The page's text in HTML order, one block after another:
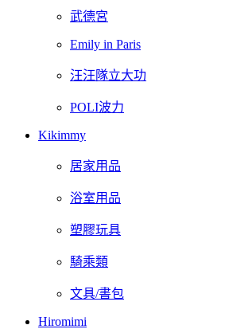
武德宮
Emily in Paris
汪汪隊立大功
POLI波力
Kikimmy
居家用品
浴室用品
塑膠玩具
騎乘類
文具/書包
Hiromimi